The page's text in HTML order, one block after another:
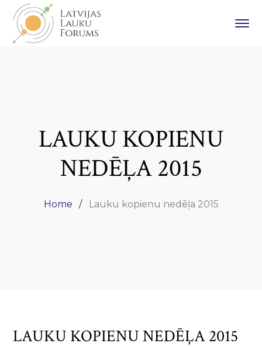
LAUKU KOPIENU
NEDĒĻA 2015
Home Lauku kopienu nedēļa 2015
LAUKU KOPIENU NEDĒĻA 2015